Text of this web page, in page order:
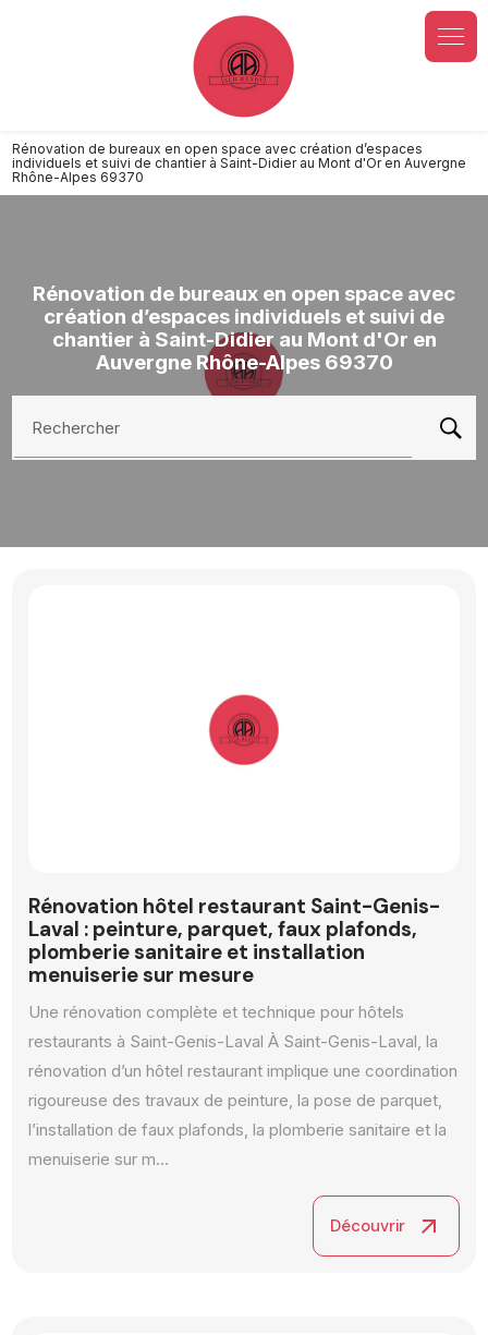
Rénovation de bureaux en open space avec création d’espaces
individuels et suivi de chantier à Saint-Didier au Mont d'Or en Auvergne
Rhône-Alpes 69370
Rénovation de bureaux en open space avec
création d’espaces individuels et suivi de
chantier à Saint-Didier au Mont d'Or en
Auvergne Rhône-Alpes 69370
Rechercher
Rénovation hôtel restaurant Saint-Genis-
Laval : peinture, parquet, faux plafonds,
plomberie sanitaire et installation
menuiserie sur mesure
Une rénovation complète et technique pour hôtels
restaurants à Saint-Genis-Laval À Saint-Genis-Laval, la
rénovation d’un hôtel restaurant implique une coordination
rigoureuse des travaux de peinture, la pose de parquet,
l’installation de faux plafonds, la plomberie sanitaire et la
menuiserie sur m...
Découvrir arrow_outward